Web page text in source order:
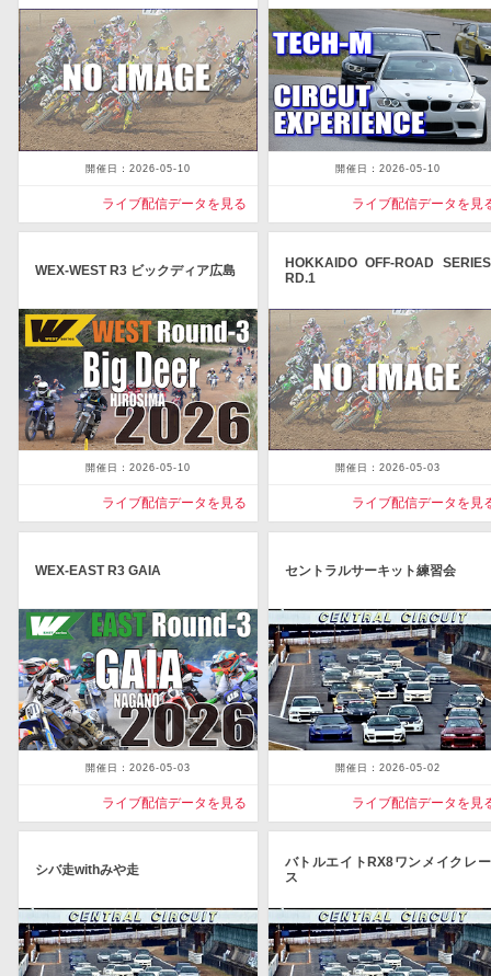
開催日：2026-05-10
ライブ配信データを見る
開催日：2026-05-10
ライブ配信データを見
WEX-WEST R3 ビックディア広島
開催日：2026-05-10
ライブ配信データを見る
HOKKAIDO OFF-ROAD SERIES
RD.1
開催日：2026-05-03
ライブ配信データを見
WEX-EAST R3 GAIA
開催日：2026-05-03
ライブ配信データを見る
セントラルサーキット練習会
開催日：2026-05-02
ライブ配信データを見
シバ走withみや走
バトルエイトRX8ワンメイクレー
ス